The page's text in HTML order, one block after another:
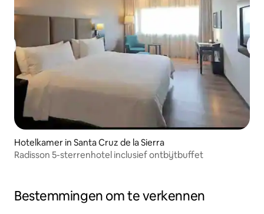
Hotelkamer in Santa Cruz de la Sierra
Radisson 5-sterrenhotel inclusief ontbijtbuffet
Bestemmingen om te verkennen